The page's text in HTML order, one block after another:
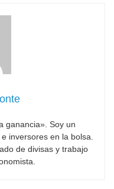
ganancia». Soy un
inversores en la bolsa.
de divisas y trabajo